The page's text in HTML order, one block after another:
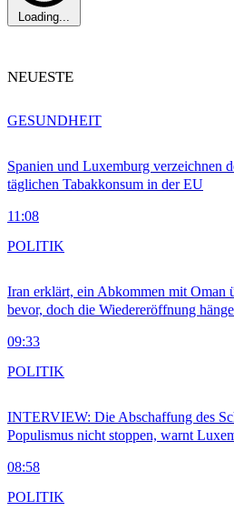
Loading...
NEUESTE
Spanien und Luxemburg verzeichnen
täglichen Tabakkonsum in der EU
11:08
GESUNDHEIT
Iran erklärt, ein Abkommen mit Oman
bevor, doch die Wiedereröffnung
09:33
POLITIK
INTERVIEW: Die Abschaffung des
Populismus nicht stoppen, warnt
08:58
POLITIK
POLITIK